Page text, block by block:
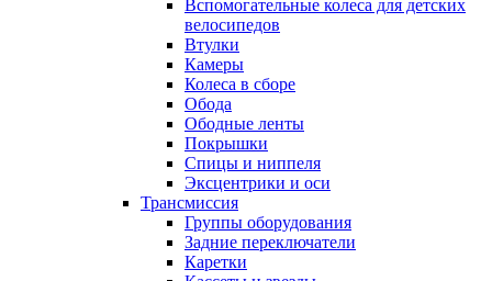
Вспомогательные колеса для детских
велосипедов
Втулки
Камеры
Колеса в сборе
Обода
Ободные ленты
Покрышки
Спицы и ниппеля
Эксцентрики и оси
Трансмиссия
Группы оборудования
Задние переключатели
Каретки